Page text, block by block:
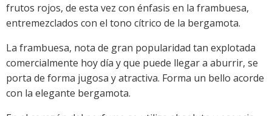
frutos rojos, de esta vez con énfasis en la frambuesa,
entremezclados con el tono cítrico de la bergamota.
La frambuesa, nota de gran popularidad tan explotada
comercialmente hoy día y que puede llegar a aburrir, se
porta de forma jugosa y atractiva. Forma un bello acorde
con la elegante bergamota.